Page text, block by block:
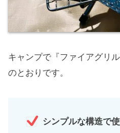
キャンプで『ファイアグリ
のとおりです。
シンプルな構造で